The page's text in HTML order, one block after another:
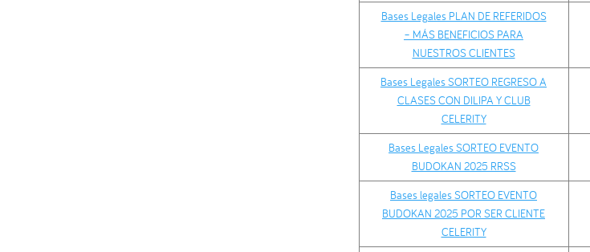
Bases Legales PLAN DE REFERIDOS
– MÁS BENEFICIOS PARA
NUESTROS CLIENTES
Bases Legales SORTEO REGRESO A
CLASES CON DILIPA Y CLUB
CELERITY
Bases Legales SORTEO EVENTO
BUDOKAN 2025 RRSS
Bases legales SORTEO EVENTO
BUDOKAN 2025 POR SER CLIENTE
CELERITY